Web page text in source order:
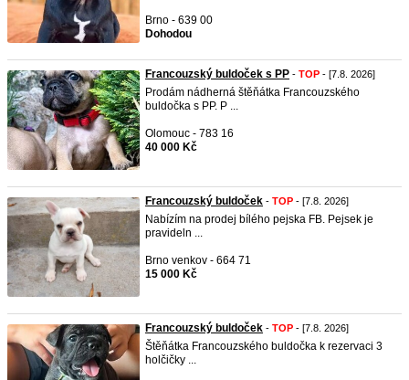
Brno - 639 00
Dohodou
Francouzský buldoček s PP - TOP - [7.8. 2026]
Prodám nádherná štěňátka Francouzského
buldočka s PP. P ...
Olomouc - 783 16
40 000 Kč
Francouzský buldoček - TOP - [7.8. 2026]
Nabízím na prodej bílého pejska FB. Pejsek je
pravideln ...
Brno venkov - 664 71
15 000 Kč
Francouzský buldoček - TOP - [7.8. 2026]
Štěňátka Francouzského buldočka k rezervaci 3
holčičky ...